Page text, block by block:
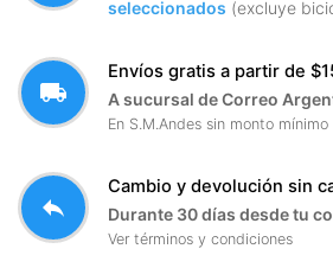
seleccionados (excluye
local_shipping
Envíos gratis a partir de
A sucursal de Correo
En S.M.Andes sin monto mínimo
reply
Cambio y devolución sin
Durante 30 días desde tu
Ver términos y condiciones